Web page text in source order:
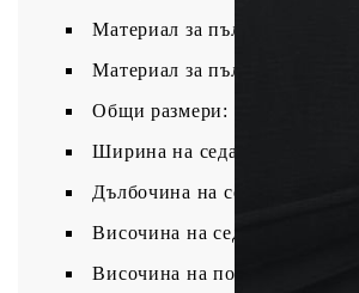
Материал за пълнеж на
Материал за пълнеж на
Общи размери: 71 x 77 x 70
Ширина на седалката: 54 см
Дълбочина на седалката: 58
Височина на седалката от
Височина на подлакътника